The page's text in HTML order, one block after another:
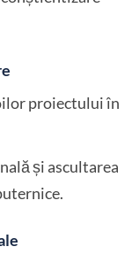
proiectului în
și ascultarea